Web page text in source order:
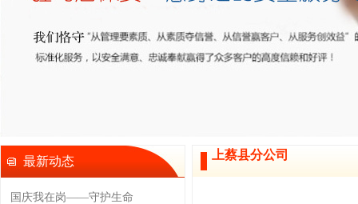
最新动态
国庆我在岗——守护生命
上蔡县分公司